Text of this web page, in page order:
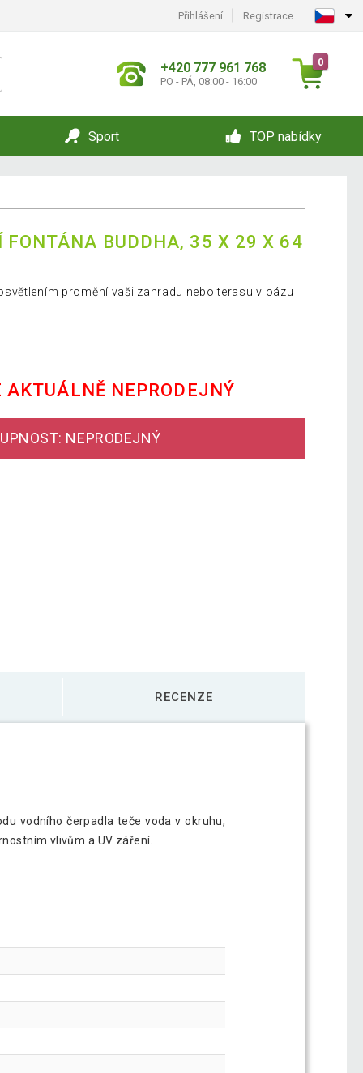
Přihlášení Registrace
+420 777 961 768
PO - PÁ, 08:00 - 16:00
0
Sport TOP nabídky
BUDDHA, 35 X 29 X 64
promění vaši zahradu nebo terasu v oázu
AKTUÁLNĚ NEPRODEJNÝ
NEPRODEJNÝ
RECENZE
vodního čerpadla teče voda v okruhu,
vlivům a UV záření.